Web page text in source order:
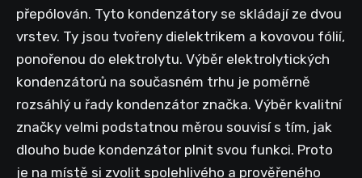
přepólován. Tyto kondenzátory se skládají ze dvou
vrstev. Ty jsou tvořeny dielektrikem a kovovou fólií,
ponořenou do elektrolytu. Výběr elektrolytických
kondenzátorů na současném trhu je poměrně
rozsáhlý u řady kondenzátor značka. Výběr kvalitní
značky velmi podstatnou měrou souvisí s tím, jak
dlouho bude kondenzátor plnit svou funkci. Proto
je na místě si zvolit spolehlivého a prověřeného